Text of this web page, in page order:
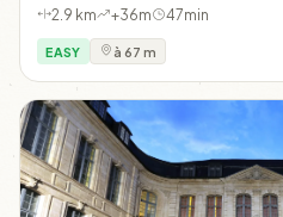
2.9 km +36m 47min
EASY à 67 m